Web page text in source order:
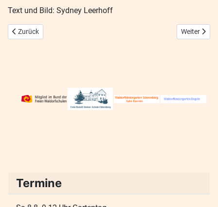
Text und Bild: Sydney Leerhoff
Vorheriger Beitrag: Einschulung 2025
Zurück Nächster
Weiter
Termine